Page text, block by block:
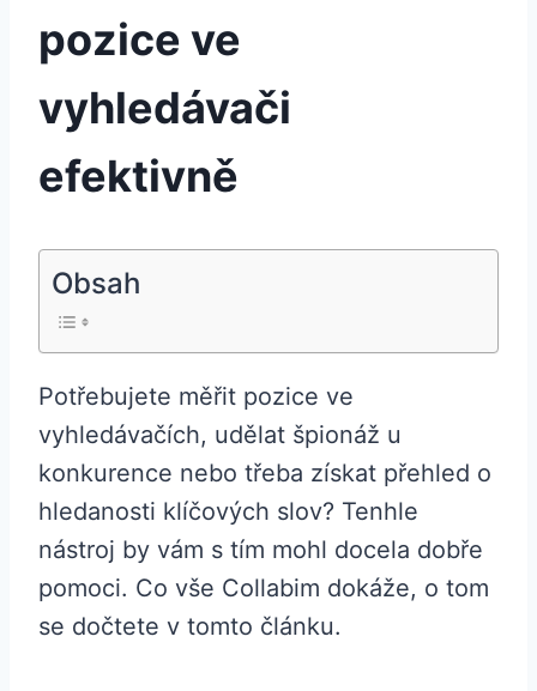
pozice ve
vyhledávači
efektivně
Obsah
Potřebujete měřit pozice ve
vyhledávačích, udělat špionáž u
konkurence nebo třeba získat přehled o
hledanosti klíčových slov? Tenhle
nástroj by vám s tím mohl docela dobře
pomoci. Co vše Collabim dokáže, o tom
se dočtete v tomto článku.